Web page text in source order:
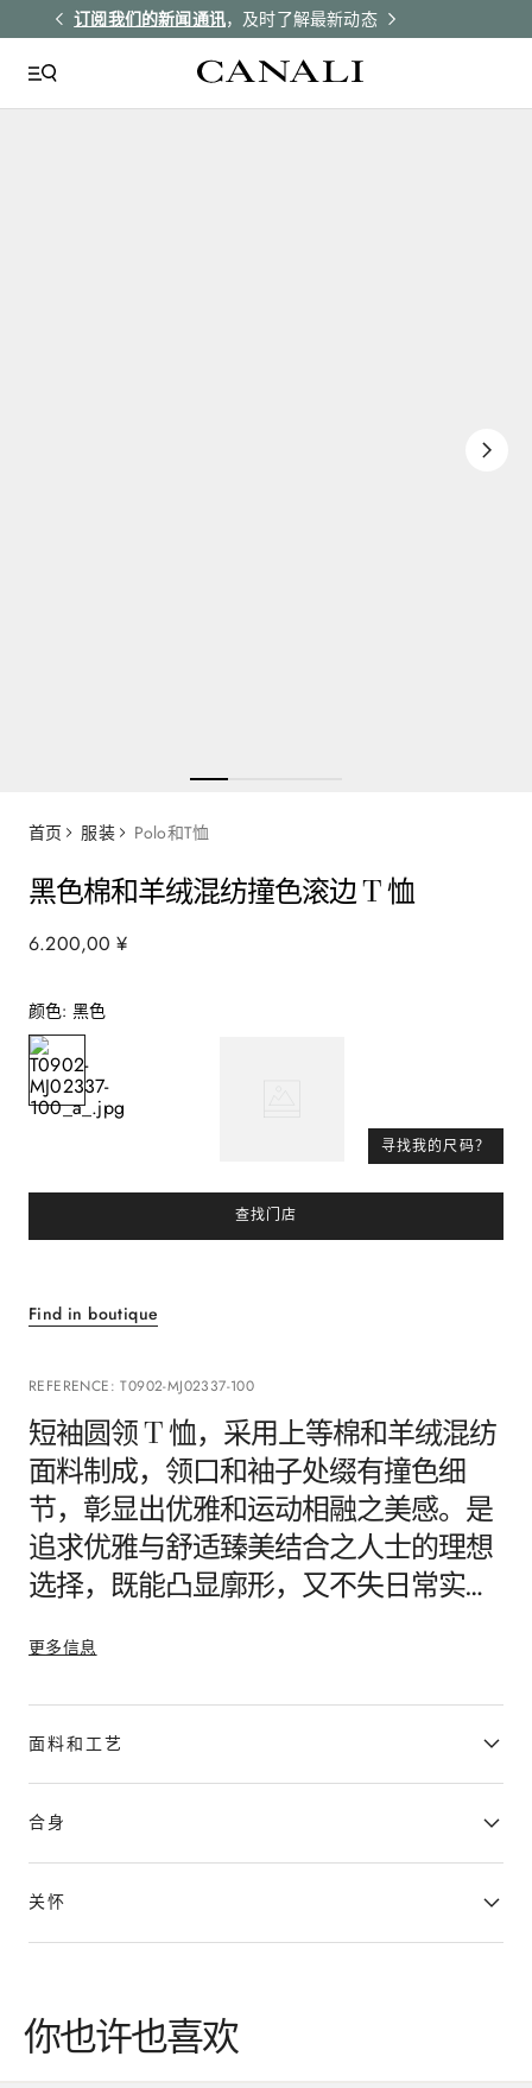
订阅我们的新闻通讯，及时了解最新动态
首页 服装 Polo和T恤
黑色棉和羊绒混纺撞色滚边 T 恤
¥
6 ,
200
. 00
颜色: 黑色
寻找我的尺码？
查找门店
Find in boutique
REFERENCE:T0902-MJ02337-100
更多信息
短袖圆领 T 恤，采用上等棉和羊绒混纺
面料制成，领口和袖子处缀有撞色细
节，彰显出优雅和运动相融之美感。是
追求优雅与舒适臻美结合之人士的理想
选择，既能凸显廓形，又不失日常实用
面料和工艺
合身
关怀
你也许也喜欢